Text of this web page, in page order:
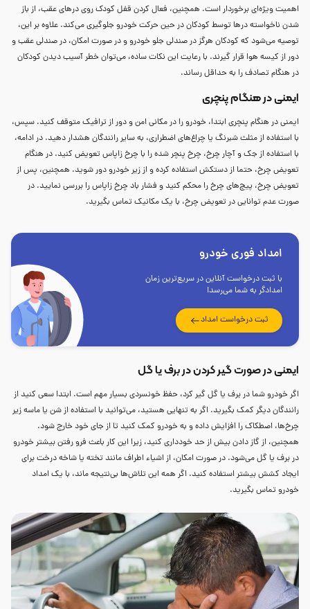
اهمیت ویژه‌ای برخوردار است. همچنین، فعال کردن قفل کودک روی درهای عقب، از باز
شدن ناخواسته درها توسط کودکان در حین حرکت خودرو جلوگیری می‌کند. علاوه بر این،
توصیه می‌شود که کودکان هرگز در صندلی جلو خودرو و در صورت امکان، در صندلی عقب و
دور از کیسه هوا قرار گیرند. با رعایت این نکات ساده، می‌توان خطر آسیب دیدن کودکان
در هنگام تصادف را به حداقل رساند.
ایمنی در هنگام پنچری
ایمنی در هنگام پنچری ابتدا، خودرو را در مکانی امن و دور از ترافیک متوقف کنید. سپس،
با استفاده از مثلث شبرنگ یا چراغ‌های اضطراری، به سایر رانندگان هشدار دهید. در ادامه،
با استفاده از جک و آچار چرخ، چرخ پنچر شده را با چرخ زاپاس تعویض کنید. در هنگام
تعویض چرخ، حتما از دستکش استفاده کرده و از زیر خودرو دور شوید. همچنین، پس از
تعویض چرخ، پیچ‌های چرخ را محکم کنید و فشار باد چرخ زاپاس را بررسی نمایید. در
صورت عدم توانایی در تعویض چرخ، با یک مکانیک تماس بگیرید.
امداد فوری خودرو
با ثبت درخواست آنلاین در سریع‌ترین زمان
امدادگر به شما می‌رسد!
ثبت درخواست امداد
ایمنی در صورت گیر کردن در برف یا گل
اگر خودرو شما در برف یا گل گیر کرد، حفظ خونسردی بسیار مهم است. ابتدا سعی کنید از
رانندگان دیگر کمک بگیرید. اگر به تنهایی هستید، می‌توانید با استفاده از شن یا ماسه زیر
چرخ‌ها، اصطکاک را افزایش داده و به خودرو کمک کنید تا از جای خود خارج شود.
همچنین، از گاز دادن بیش از حد خودداری کنید، زیرا این کار باعث فرو رفتن بیشتر خودرو
در برف یا گل می‌شود. در صورت امکان، از اشیاء اطراف مانند تخته یا شاخه درخت برای
ایجاد کشش بیشتر استفاده کنید. اگر همه این تلاش‌ها بی‌نتیجه ماند، با یک امداد
خودرو تماس بگیرید.